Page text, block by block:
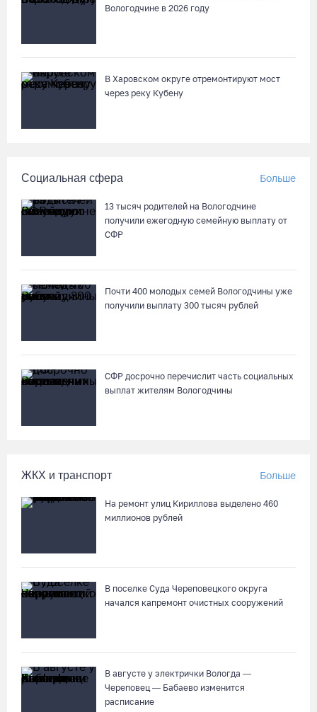
В августе медики «Здравдесанта» продолжат работу в
Город Кириллов отметил свой 250-летний юбилей открытием
04.08.26 / 17:45
Сотрудники колонии в Шексне предотвратили доставку
заключенным 11 телефонов
04.08.26 / 17:18
04.08.26 / 17:01
вечерней Вологды»
Слетели в кювет: под Вологдой фургон врезался в трактор
04.08.26 / 16:26
04.08.26 / 15:55
Алина Замараева сменила статус игрока на помощника
Как увеличить кредитный лимит по карте
Вологодчине в 2026 году
В Харовском округе отремонтируют мост
через реку Кубену
Социальная сфера Больше
13 тысяч родителей на Вологодчине
получили ежегодную семейную выплату от
СФР
Почти 400 молодых семей Вологодчины уже
получили выплату 300 тысяч рублей
СФР досрочно перечислит часть социальных
выплат жителям Вологодчины
ЖКХ и транспорт Больше
На ремонт улиц Кириллова выделено 460
миллионов рублей
В поселке Суда Череповецкого округа
начался капремонт очистных сооружений
В августе у электрички Вологда —
Череповец — Бабаево изменится
расписание